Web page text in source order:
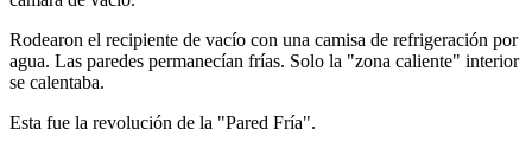
Rodearon el recipiente de vacío con una camisa de refrigeración por
agua. Las paredes permanecían frías. Solo la "zona caliente" interior
se calentaba.
Esta fue la revolución de la "Pared Fría".